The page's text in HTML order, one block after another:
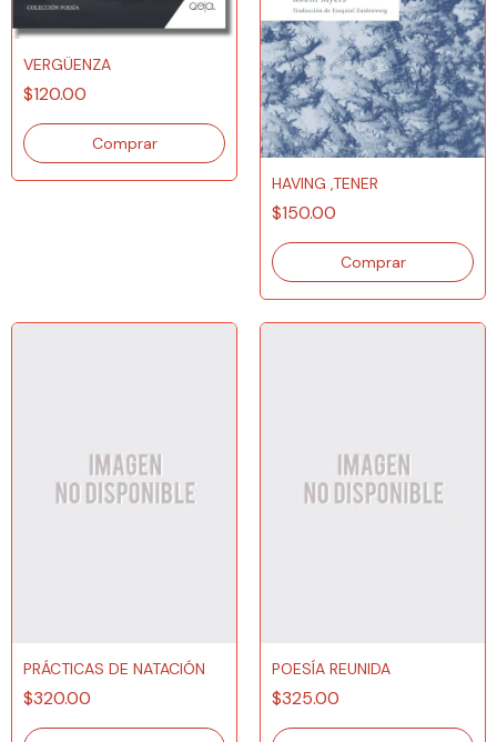
VERGÜENZA
$120.00
HAVING ,TENER
$150.00
PRÁCTICAS DE NATACIÓN
$320.00
POESÍA REUNIDA
$325.00